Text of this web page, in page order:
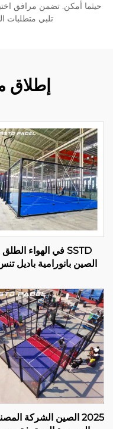
حيثما أمكن. تضمن مرافق
تلبي متطلبات
إطلاق
SSTD في الهواء الطلق
الصين بانورامية باديل
المحكمة الكلاسيكية
تقنية متقدمة لنادي باديل
001-2
2025 الصين الشركة